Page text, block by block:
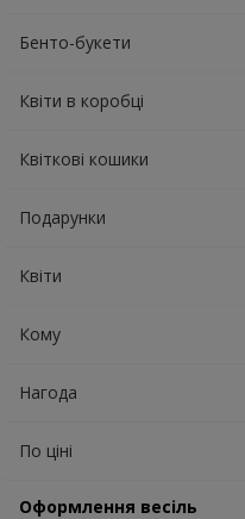
Бенто-букети
Квіти в коробці
Квіткові кошики
Подарунки
Квіти
Кому
Нагода
По ціні
Оформлення весіль